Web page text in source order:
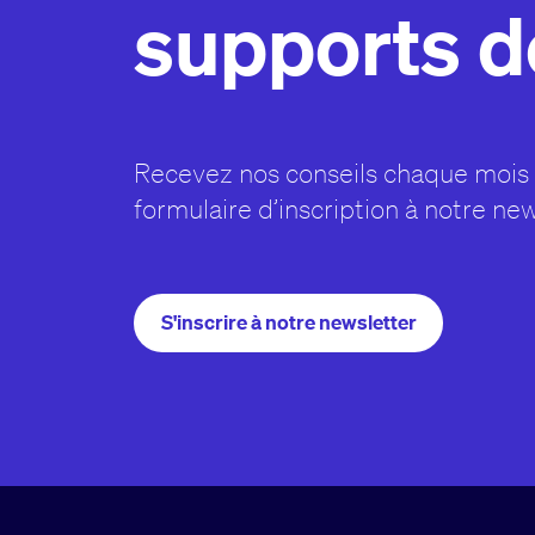
supports
Recevez nos conseils chaque
formulaire d’inscription à notre
S'inscrire à notre newsletter